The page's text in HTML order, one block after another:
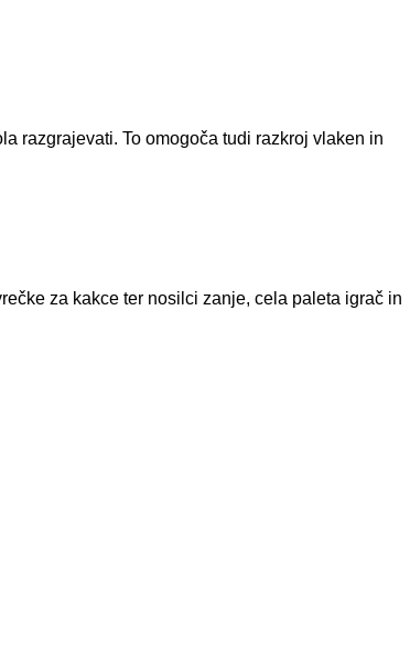
razgrajevati. To omogoča tudi razkroj vlaken in
za kakce ter nosilci zanje, cela paleta igrač in